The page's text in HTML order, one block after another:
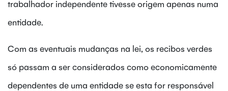
trabalhador independente tivesse origem apenas numa
entidade.
Com as eventuais mudanças na lei, os recibos verdes
só passam a ser considerados como economicamente
dependentes de uma entidade se esta for responsável